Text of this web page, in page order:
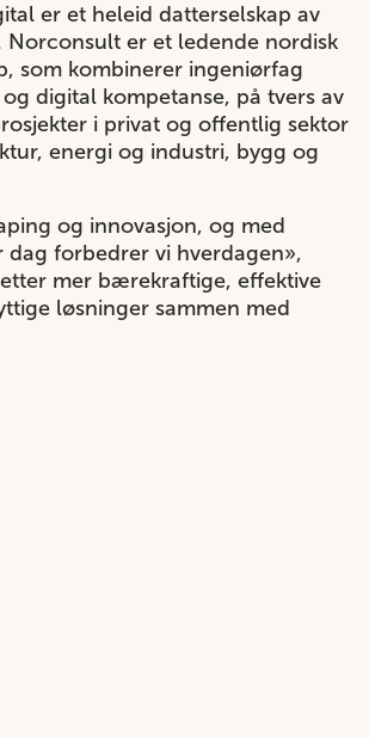
er et heleid datterselskap av
Norconsult er et ledende nordisk
som kombinerer ingeniørfag
digital kompetanse, på tvers av
i privat og offentlig sektor
energi og industri, bygg og
og innovasjon, og med
dag forbedrer vi hverdagen»,
mer bærekraftige, effektive
løsninger sammen med